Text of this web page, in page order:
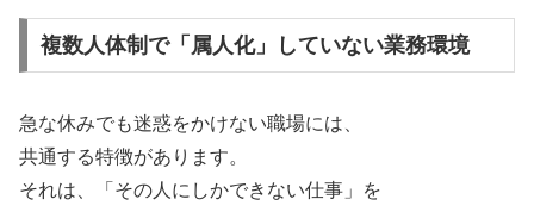
複数人体制で「属人化」していない業務環境
急な休みでも迷惑をかけない職場には、
共通する特徴があります。
それは、「その人にしかできない仕事」を